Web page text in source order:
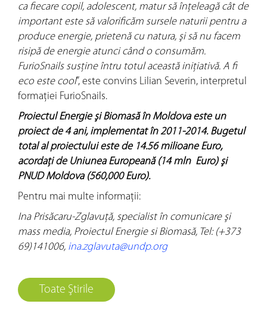
ca fiecare copil, adolescent, matur să înţeleagă cât de
important este să valorificăm sursele naturii pentru a
produce energie, prietenă cu natura, şi să nu facem
risipă de energie atunci când o consumăm.
FurioSnails susţine întru totul această iniţiativă. A fi
eco este cool”, este convins Lilian Severin, interpretul
formaţiei FurioSnails.
Proiectul Energie şi Biomasă în Moldova este un
proiect de 4 ani, implementat în 2011-2014. Bugetul
total al proiectului este de 14.56 milioane Euro,
acordaţi de Uniunea Europeană (14 mln Euro) şi
PNUD Moldova (560,000 Euro).
Pentru mai multe informaţii:
Ina Prisăcaru-Zglavuţă, specialist în comunicare şi
mass media, Proiectul Energie si Biomasă, Tel: (+373
69)141006, ina.zglavuta@undp.org
Toate Ştirile